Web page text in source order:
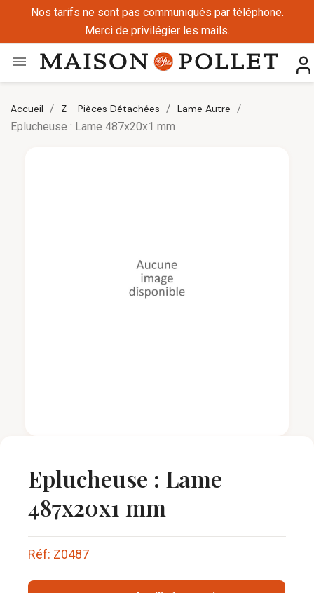
Nos tarifs ne sont pas communiqués par téléphone.
Merci de privilégier les mails.

Accueil Z - Pièces Détachées Lame Autre
Eplucheuse : Lame 487x20x1 mm
Eplucheuse : Lame
487x20x1 mm
Réf: Z0487